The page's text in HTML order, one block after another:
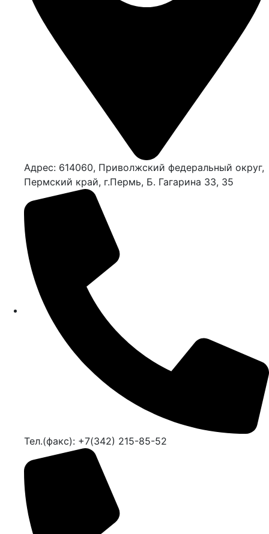
Адрес: 614060, Приволжский федеральный округ,
Пермский край, г.Пермь, Б. Гагарина 33, 35
Тел.(факс): +7(342) 215-85-52